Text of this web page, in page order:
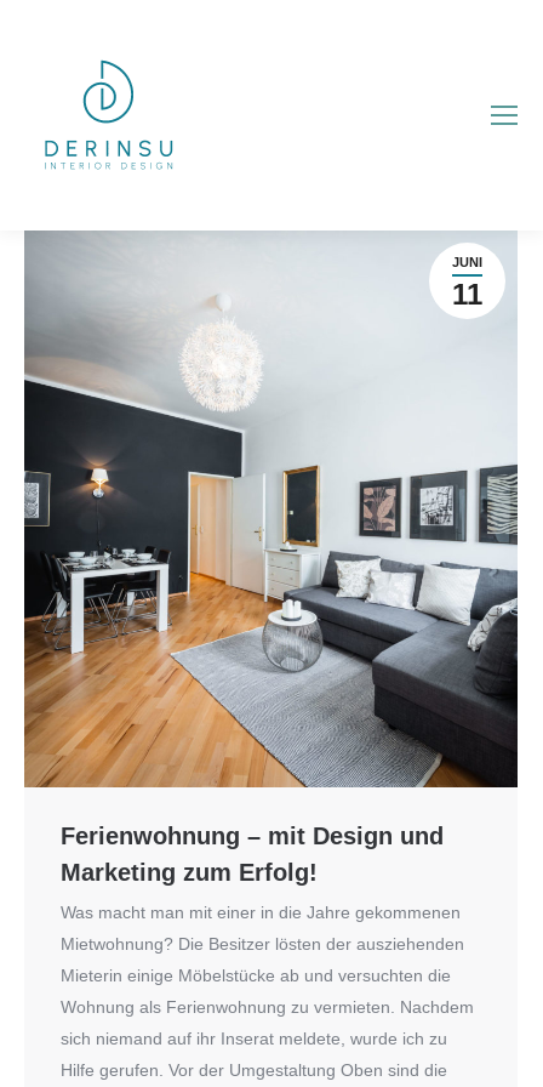
JUNI
11
Ferienwohnung – mit Design und
Marketing zum Erfolg!
Was macht man mit einer in die Jahre gekommenen
Mietwohnung? Die Besitzer lösten der ausziehenden
Mieterin einige Möbelstücke ab und versuchten die
Wohnung als Ferienwohnung zu vermieten. Nachdem
sich niemand auf ihr Inserat meldete, wurde ich zu
Hilfe gerufen. Vor der Umgestaltung Oben sind die